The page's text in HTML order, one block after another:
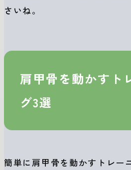
さいね。
肩甲骨を動かすト
グ3選
簡単に肩甲骨を動かすトレー